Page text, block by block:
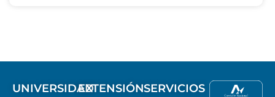
UNIVERSIDADEXTENSIÓNSERVICIOS